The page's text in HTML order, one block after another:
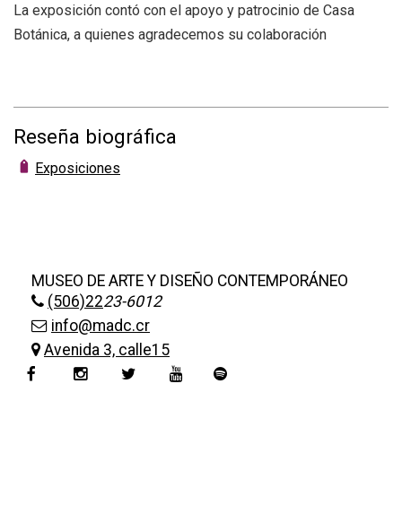
La exposición contó con el apoyo y patrocinio de Casa
Botánica, a quienes agradecemos su colaboración
Reseña biográfica
Exposiciones
MUSEO DE ARTE Y DISEÑO CONTEMPORÁNEO
(506)2223-6012
info@madc.cr
Avenida 3, calle15